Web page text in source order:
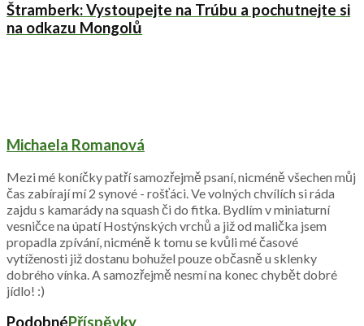
Štramberk: Vystoupejte na Trúbu a pochutnejte si
na odkazu Mongolů
Michaela Romanová
Mezi mé koníčky patří samozřejmě psaní, nicméně všechen můj
čas zabírají mí 2 synové - rošťáci. Ve volných chvílích si ráda
zajdu s kamarády na squash či do fitka. Bydlím v miniaturní
vesničce na úpatí Hostýnských vrchů a již od malička jsem
propadla zpívání, nicméně k tomu se kvůli mé časové
vytíženosti již dostanu bohužel pouze občasně u sklenky
dobrého vínka. A samozřejmě nesmí na konec chybět dobré
jídlo! :)
PodobnéPříspěvky